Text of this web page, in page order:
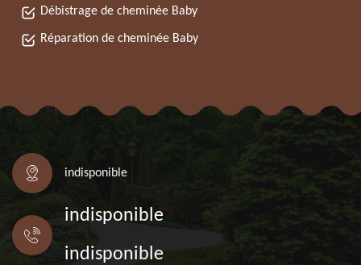
Débistrage de cheminée Baby
Réparation de cheminée Baby
indisponible
indisponible
indisponible